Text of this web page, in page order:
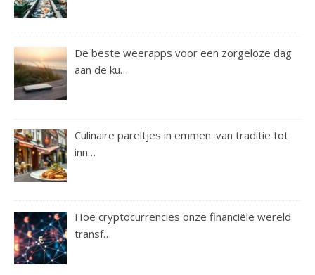
De beste weerapps voor een zorgeloze dag
aan de ku…
Culinaire pareltjes in emmen: van traditie tot
inn…
Hoe cryptocurrencies onze financiële wereld
transf…